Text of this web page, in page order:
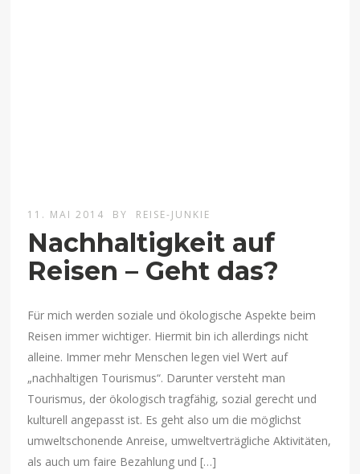
11. MAI 2014 BY REISE-JUNKIE
Nachhaltigkeit auf
Reisen – Geht das?
Für mich werden soziale und ökologische Aspekte beim
Reisen immer wichtiger. Hiermit bin ich allerdings nicht
alleine. Immer mehr Menschen legen viel Wert auf
„nachhaltigen Tourismus“. Darunter versteht man
Tourismus, der ökologisch tragfähig, sozial gerecht und
kulturell angepasst ist. Es geht also um die möglichst
umweltschonende Anreise, umweltverträgliche Aktivitäten,
als auch um faire Bezahlung und […]